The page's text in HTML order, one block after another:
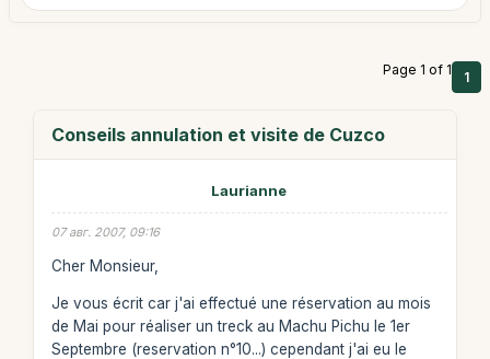
Page 1 of 1 1
Conseils annulation et visite de Cuzco
Laurianne
07 авг. 2007, 09:16
Cher Monsieur,
Je vous écrit car j'ai effectué une réservation au mois
de Mai pour réaliser un treck au Machu Pichu le 1er
Septembre (reservation n°10...) cependant j'ai eu le